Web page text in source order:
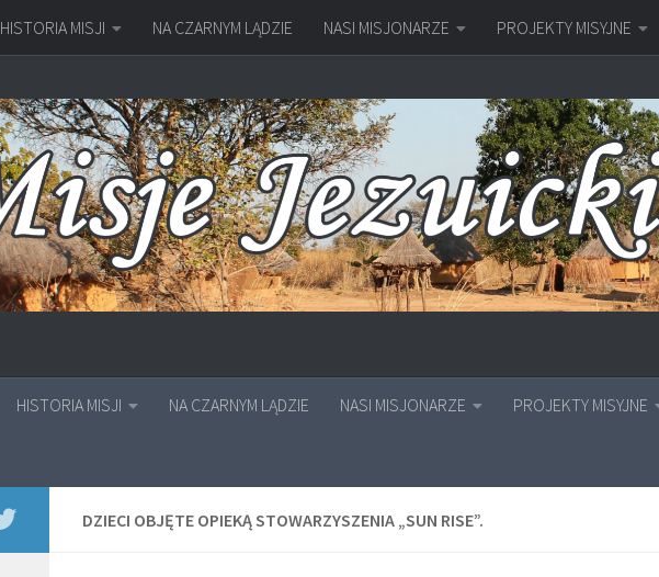
HISTORIA MISJI NA CZARNYM LĄDZIE NASI MISJONARZE PROJEKTY MISYJNE
HISTORIA MISJI NA CZARNYM LĄDZIE NASI MISJONARZE PROJEKTY MISYJNE
DZIECI OBJĘTE OPIEKĄ STOWARZYSZENIA „SUN RISE”.